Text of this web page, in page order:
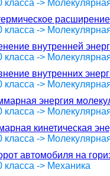
класса ->
расширение
класса ->
внутренней
класса ->
внутренних
класса ->
энергия
класса ->
кинетическая
класса ->
автомобиля на
класса -> Механика